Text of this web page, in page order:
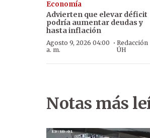
Economía
Advierten que elevar déficit
podría aumentar deudas y
hasta inflación
Agosto 9, 2026 04:00
a. m.
·Redacción
ÚH
Notas más